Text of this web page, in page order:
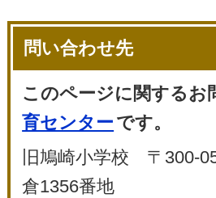
問い合わせ先
このページに関するお
育センター です。
旧鳩崎小学校 〒300-
倉1356番地